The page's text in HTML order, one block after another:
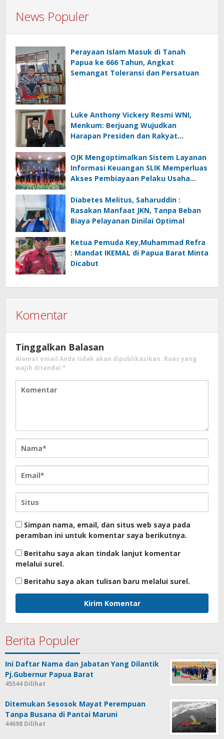
News Populer
Perayaan Islam Masuk di Tanah
Papua ke 666 Tahun, Angkat
Semangat Toleransi dan Persatuan
Luke Anthony Vickery Resmi WNI,
Menkum: Berjuang Wujudkan
Harapan Presiden dan Rakyat
OJK Mengoptimalkan Sistem Layanan
Informasi Keuangan SLIK Memperluas
Akses Pembiayaan Pelaku Usaha
Diabetes Melitus, Saharuddin :
Rasakan Manfaat JKN, Tanpa Beban
Biaya Pelayanan Dinilai Optimal
Ketua Pemuda Key,Muhammad Refra
: Mandat IKEMAL di Papua Barat Minta
Dicabut
Komentar
Tinggalkan Balasan
Alamat email Anda tidak akan dipublikasikan. Ruas yang
wajib ditandai *
Simpan nama, email, dan situs web saya pada
peramban ini untuk komentar saya berikutnya.
Beritahu saya akan tindak lanjut komentar
melalui surel.
Beritahu saya akan tulisan baru melalui surel.
Berita Populer
Ini Daftar Nama dan Jabatan Yang Dilantik
Pj.Gubernur Papua Barat
45544 Dilihat
Ditemukan Sesosok Mayat Perempuan
Tanpa Busana di Pantai Maruni
44698 Dilihat